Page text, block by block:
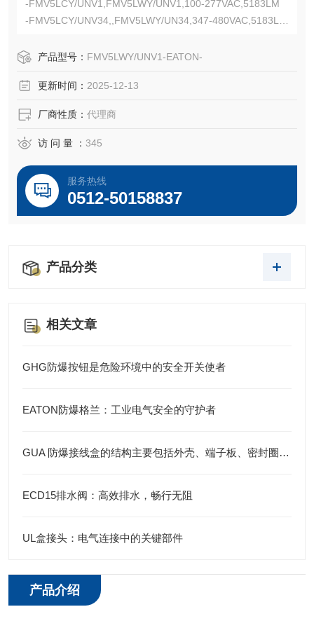
-FMV5LCY/UNV1,FMV5LWY/UNV1,100-277VAC,5183LM
-FMV5LCY/UNV34,,FMV5LWY/UN34,347-480VAC,5183LM
产品型号： FMV5LWY/UNV1-EATON-
更新时间： 2025-12-13
厂商性质： 代理商
访 问 量 ： 345
服务热线
0512-50158837
产品分类
相关文章
GHG防爆按钮是危险环境中的安全开关使者
EATON防爆格兰：工业电气安全的守护者
GUA 防爆接线盒的结构主要包括外壳、端子板、密封圈、接线孔等部分
ECD15排水阀：高效排水，畅行无阻
UL盒接头：电气连接中的关键部件
产品介绍